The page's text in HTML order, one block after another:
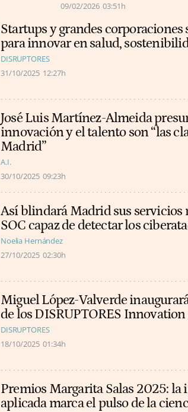
09/02/2026 03:51h
Startups y grandes
para innovar en salud,
DISRUPTORES
31/10/2025 12:27h
José Luis Martínez-Almeida
innovación y el talento son “las
Madrid”
A.I.
30/10/2025 09:23h
Así blindará Madrid sus servicios
SOC capaz de detectar los
Noelia Hernández
27/10/2025 02:30h
Miguel López-Valverde
de los DISRUPTORES
DISRUPTORES
18/10/2025 01:34h
Premios Margarita Salas 2025: la
aplicada marca el pulso de la